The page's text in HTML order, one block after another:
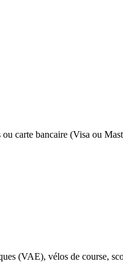
carte bancaire (Visa ou
(VAE), vélos de course,